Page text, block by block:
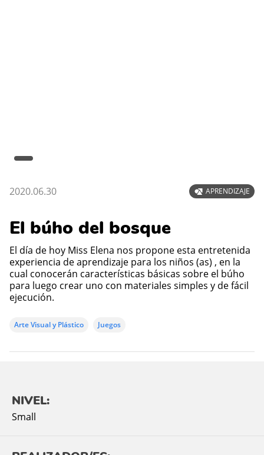
2020.06.30 APRENDIZAJE
El búho del bosque
El día de hoy Miss Elena nos propone esta entretenida
experiencia de aprendizaje para los niños (as) , en la
cual conocerán características básicas sobre el búho
para luego crear uno con materiales simples y de fácil
ejecución.
Arte Visual y Plástico Juegos
NIVEL:
Small